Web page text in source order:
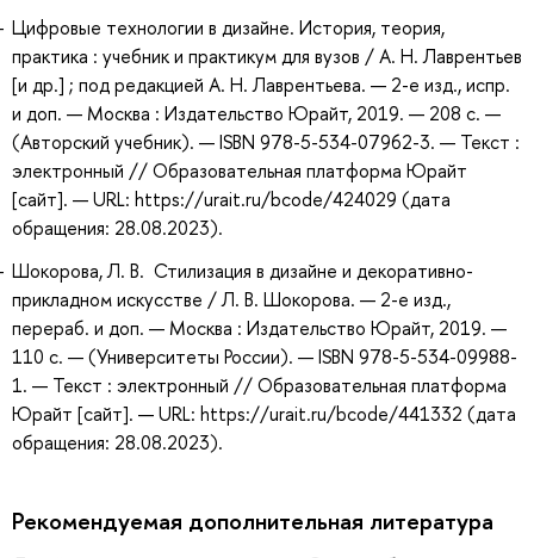
Цифровые технологии в дизайне. История, теория,
практика : учебник и практикум для вузов / А. Н. Лаврентьев
[и др.] ; под редакцией А. Н. Лаврентьева. — 2-е изд., испр.
и доп. — Москва : Издательство Юрайт, 2019. — 208 с. —
(Авторский учебник). — ISBN 978-5-534-07962-3. — Текст :
электронный // Образовательная платформа Юрайт
[сайт]. — URL: https://urait.ru/bcode/424029 (дата
обращения: 28.08.2023).
Шокорова, Л. В. Стилизация в дизайне и декоративно-
прикладном искусстве / Л. В. Шокорова. — 2-е изд.,
перераб. и доп. — Москва : Издательство Юрайт, 2019. —
110 с. — (Университеты России). — ISBN 978-5-534-09988-
1. — Текст : электронный // Образовательная платформа
Юрайт [сайт]. — URL: https://urait.ru/bcode/441332 (дата
обращения: 28.08.2023).
Рекомендуемая дополнительная литература